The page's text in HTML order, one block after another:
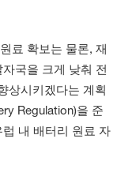
료 확보는 물론, 재
국을 크게 낮춰 전
상시키겠다는 계획
Regulation)을 준
내 배터리 원료 자